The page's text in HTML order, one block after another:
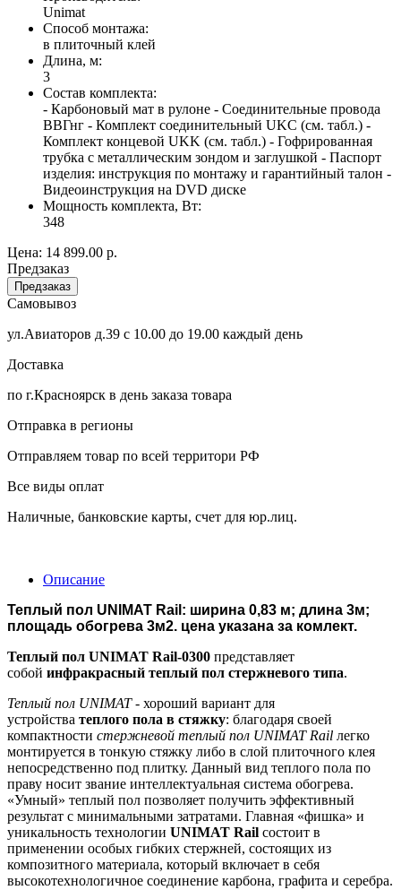
Unimat
Способ монтажа:
в плиточный клей
Длина, м:
3
Состав комплекта:
- Карбоновый мат в рулоне - Соединительные провода
ВВГнг - Комплект соединительный UKC (см. табл.) -
Комплект концевой UKK (см. табл.) - Гофрированная
трубка с металлическим зондом и заглушкой - Паспорт
изделия: инструкция по монтажу и гарантийный талон -
Видеоинструкция на DVD диске
Мощность комплекта, Вт:
348
Цена: 14 899.00 р.
Предзаказ
Предзаказ
Самовывоз
ул.Авиаторов д.39 с 10.00 до 19.00 каждый день
Доставка
по г.Красноярск в день заказа товара
Отправка в регионы
Отправляем товар по всей территори РФ
Все виды оплат
Наличные, банковские карты, счет для юр.лиц.
Описание
Теплый пол UNIMAT Rail: ширина 0,83 м; длина 3м;
площадь обогрева 3м2. цена указана за комлект.
Теплый пол UNIMAT Rail-0300 представляет
собой инфракрасный теплый пол стержневого типа.
Теплый пол UNIMAT- хороший вариант для
устройства теплого пола в стяжку: благодаря своей
компактности стержневой теплый пол UNIMAT Rail легко
монтируется в тонкую стяжку либо в слой плиточного клея
непосредственно под плитку. Данный вид теплого пола по
праву носит звание интеллектуальная система обогрева.
«Умный» теплый пол позволяет получить эффективный
результат с минимальными затратами. Главная «фишка» и
уникальность технологии UNIMAT Rail состоит в
применении особых гибких стержней, состоящих из
композитного материала, который включает в себя
высокотехнологичное соединение карбона, графита и серебра.